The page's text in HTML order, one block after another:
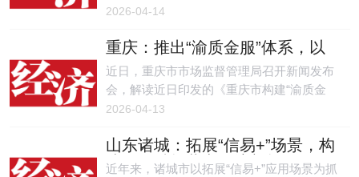
办的国家助学贷款，若逾期发生在2020年1月1
本息不超过1万元，且借款人在今年3月31日
(含)前已足额偿还逾期本息，可获得一次性信
用修复。
2026-04-14
重庆：推出“渝质金服”体系，以
质量信用破解中小微企业融资难
题
近日，重庆市市场监督管理局召开新闻发布
会，解读近日印发的《重庆市构建“渝质金
服”体系助推企业质量效益型发展若干措施》
2026-04-13
山东诸城：拓展“信易+”场景，构
建信用赋能营商环境新格局
近年来，诸城市以拓展“信易+”应用场景为抓